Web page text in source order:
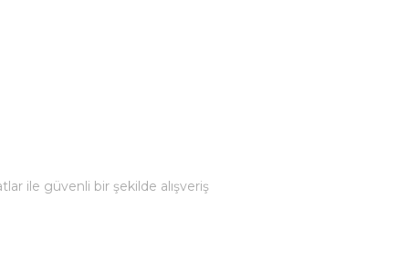
ile güvenli bir şekilde alışveriş